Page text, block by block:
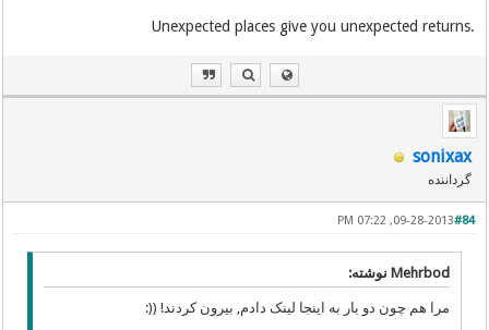
.Unexpected places give you unexpected returns
sonixax
گرداننده
#84
09-28-2013, 07:22 PM
Mehrbod نوشته:
مرا هم چون دو بار به اینجا لینک دادم, بیرون کردند! ((: